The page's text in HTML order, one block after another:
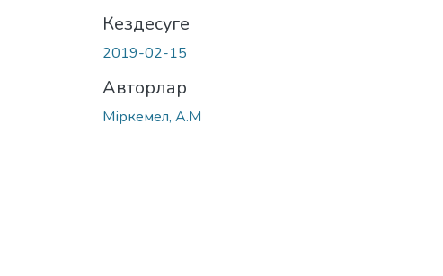
Кездесуге
2019-02-15
Авторлар
Міркемел, А.М